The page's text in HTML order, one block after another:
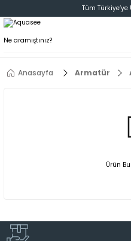
Tüm
Anasayfa Armatür
Ürün